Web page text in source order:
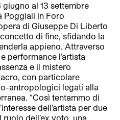
al 13 settembre
Poggiali in Foro
di Giuseppe Di Liberto
di fine, sfidando la
appieno. Attraverso
performance l’artista
e il mistero
con particolare
antropologici legati alla
“Così tentammo di
dell’artista per due
dell’ex voto, una